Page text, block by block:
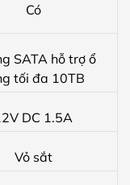
Có
SATA hỗ trợ ổ
tối đa 10TB
DC 1.5A
Vỏ sắt